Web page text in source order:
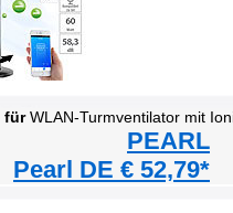
fürWLAN-Turmventilator mit
PEARL
Pearl DE € 52,79*